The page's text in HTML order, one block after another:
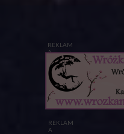
REKLAM
A
REKLAM
A